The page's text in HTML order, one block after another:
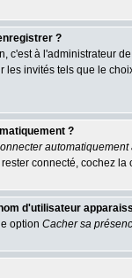
?
c'est à l'administrateur
invités tels que le
?
automatiquement
connecté, cochez
d'utilisateur
option Cacher sa